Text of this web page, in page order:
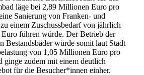
läge bei 2,89 Millionen Euro pro
Sanierung von Franken- und
einem Zuschussbedarf von jährlich
führen würde. Der Betrieb der
Bestandsbäder würde somit laut Stadt
von 1,05 Millionen Euro pro
ginge zudem mit einem deutlich
für die Besucher*innen einher.